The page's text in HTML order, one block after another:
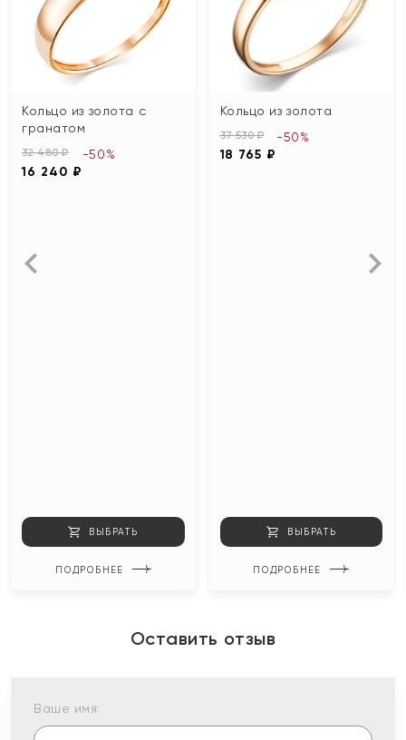
Кольцо из золота с
гранатом
32 480 ₽
16 240 ₽
-50%
ВЫБРАТЬ
ПОДРОБНЕЕ
Кольцо из золота
37 530 ₽
18 765 ₽
-50%
ВЫБРАТЬ
ПОДРОБНЕЕ
Оставить отзыв
Ваше имя: